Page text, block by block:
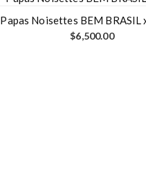
Papas Noisettes BEM BRASIL
$6,500.00